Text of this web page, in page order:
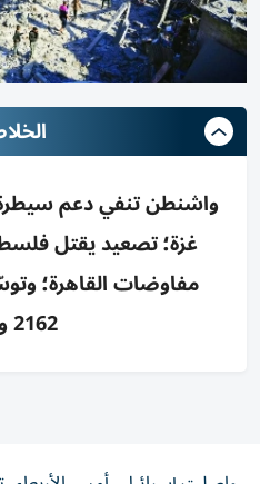
غزة؛ تصعيد يقتل
مفاوضات القاهرة؛
2162 وحدة